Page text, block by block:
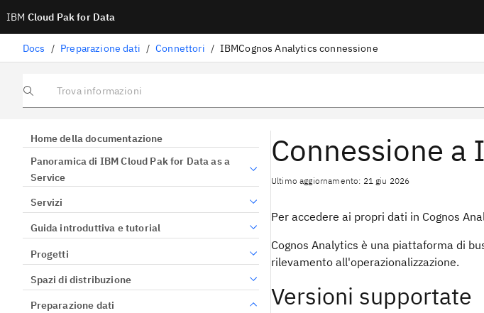
IBM Cloud Pak for Data
Docs / Preparazione dati / Connettori / IBMCognos Analytics connessione
Trova informazioni
Home della documentazione
Panoramica di IBM Cloud Pak for Data as a
Service
Servizi
Guida introduttiva e tutorial
Progetti
Spazi di distribuzione
Preparazione dati
Connessione a
Ultimo aggiornamento: 21 giu 2026
Per accedere ai propri dati in Cognos
Cognos Analytics è una piattaforma di
rilevamento all'operazionalizzazione.
Versioni supportate